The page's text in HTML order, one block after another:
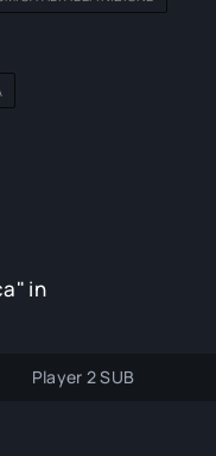
in
Player 2 SUB